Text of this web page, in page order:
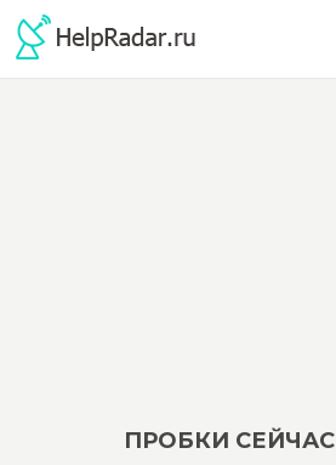
ПРОБКИ СЕЙЧАС